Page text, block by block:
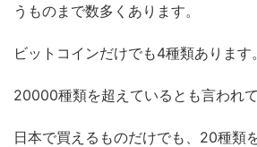
うものまで数多くあります。
ビットコインだけでも4種類あります。
20000種類を超えているとも言われて
日本で買えるものだけでも、20種類